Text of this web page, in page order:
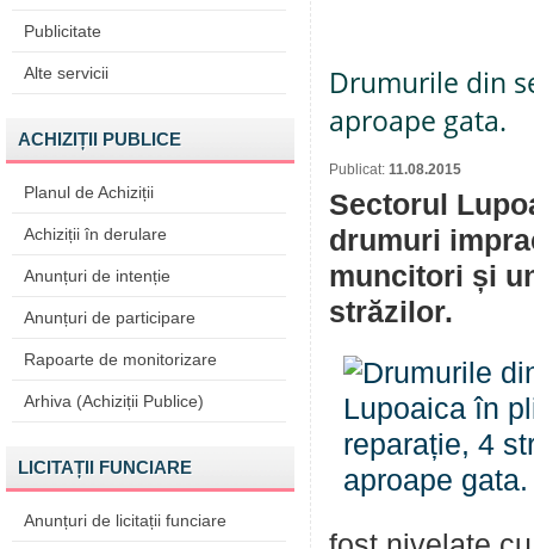
Publicitate
Alte servicii
ACHIZIȚII PUBLICE
Planul de Achiziții
Achiziții în derulare
Anunțuri de intenție
Anunțuri de participare
Rapoarte de monitorizare
Arhiva (Achiziții Publice)
LICITAȚII FUNCIARE
Anunțuri de licitații funciare
Drumurile din
aproape gata.
Publicat: 11.08.2015
Sectorul
drumuri
muncitori și
străzilor.